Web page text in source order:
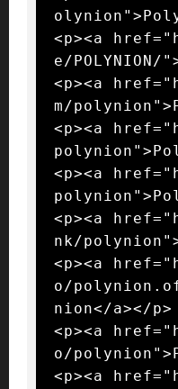
<p><a
e/
<p><a
m/
<p><a
<p><a
<p><a
nk/
<p><a
o/
nion</a></p>
<p><a
o/
<p><a